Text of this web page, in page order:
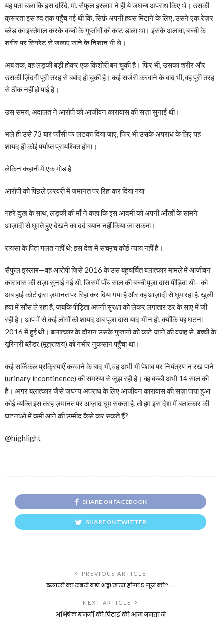
यह पता चला कि इस दरिंदे, मो. सैफुल इस्लाम ने ही ये जघन्य अपराध किए थे। उसकी
क्रूरता इस हद तक पहुँच गई थी कि, सिर्फ़ अपनी हवस मिटाने के लिए, उसने एक रेज़र
ब्लेड का इस्तेमाल करके बच्ची के गुप्तांगों को काट डाला था। इसके अलावा, बच्ची के
शरीर पर सिगरेट से जलाए जाने के निशान भी थे।
अब तक, वह लड़की बड़ी होकर एक किशोरी बन चुकी है। फिर भी, उसका शरीर और
उसकी ज़िंदगी पूरी तरह से बर्बाद हो चुकी है। कई सर्जरी करवाने के बाद भी, वह पूरी तरह
से ठीक नहीं हो पाई है।
उस समय, अदालत ने आरोपी को आजीवन कारावास की सज़ा सुनाई थी।
भले ही उसे 73 बार फाँसी पर लटका दिया जाए, फिर भी उसके अपराध के लिए यह
शायद ही कोई पर्याप्त प्रायश्चित होगा।
लेकिन कहानी में एक मोड़ है।
आरोपी को पिछले फ़रवरी में ज़मानत पर रिहा कर दिया गया।
गहरे दुख के साथ, लड़की की माँ ने कहा कि इस आदमी को अपनी आँखों के सामने
आज़ादी से घूमते हुए देखने का दर्द बयान नहीं किया जा सकता।
रायसा के पिता गलत नहीं थे; इस देश में सचमुच कोई न्याय नहीं है।
सैफुल इस्लाम—वह आरोपी जिसे 2016 के उस बहुचर्चित बलात्कार मामले में आजीवन
कारावास की सज़ा सुनाई गई थी, जिसमें पाँच साल की बच्ची पूजा दास पीड़िता थी—को
अब हाई कोर्ट द्वारा ज़मानत पर रिहा कर दिया गया है और वह आज़ादी से घूम रहा है, खुली
हवा में साँस ले रहा है, जबकि पीड़िता अपनी सुरक्षा को लेकर लगातार डर के साए में जी
रही है। आप में से कई लोगों को शायद अब पूजा दास याद भी न हो, क्योंकि यह घटना
2016 में हुई थी। बलात्कार के दौरान उसके गुप्तांगों को काटे जाने की वजह से, बच्ची के
यूरिनरी ब्लैडर (मूत्राशय) को गंभीर नुकसान पहुँचा था।
कई सर्जिकल प्रक्रियाएँ करवाने के बाद भी, वह अभी भी पेशाब पर नियंत्रण न रख पाने
(urinary incontinence) की समस्या से जूझ रही है। वह बच्ची अभी 14 साल की
है। अगर बलात्कार जैसे जघन्य अपराध के लिए आजीवन कारावास की सज़ा पाया हुआ
कोई व्यक्ति इस तरह ज़मानत पर आज़ाद घूम सकता है, तो हम इस देश में बलात्कार की
घटनाओं में कमी आने की उम्मीद कैसे कर सकते हैं?
@highlight
SHARE ON FACEBOOK
SHARE ON TWITTER
PREVIOUS ARTICLE
दलाली का सबसे बड़ा अड्डा खत्म होगा 5 जून को?…..
NEXT ARTICLE
अभिषेक बनर्जी की पिटाई की आम जनता ने